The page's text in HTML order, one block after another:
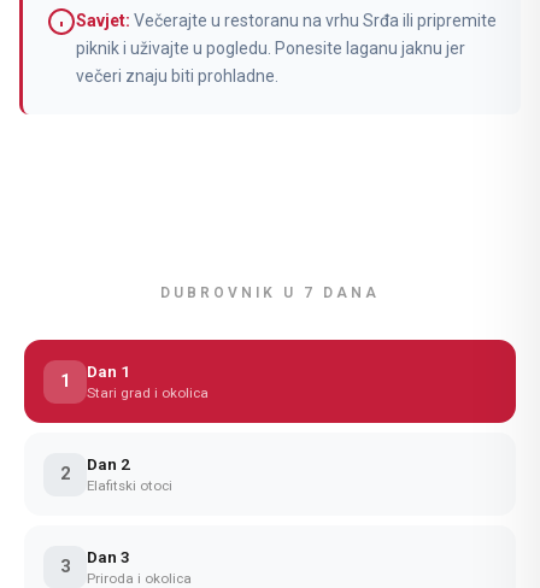
Savjet: Večerajte u restoranu na vrhu Srđa ili pripremite
piknik i uživajte u pogledu. Ponesite laganu jaknu jer
večeri znaju biti prohladne.
DUBROVNIK U 7 DANA
1 Dan 1
Stari grad i okolica
2 Dan 2
Elafitski otoci
3 Dan 3
Priroda i okolica